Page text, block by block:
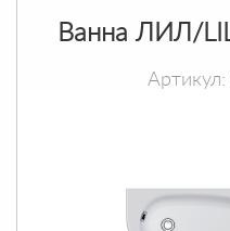
Ванна ЛИЛ/